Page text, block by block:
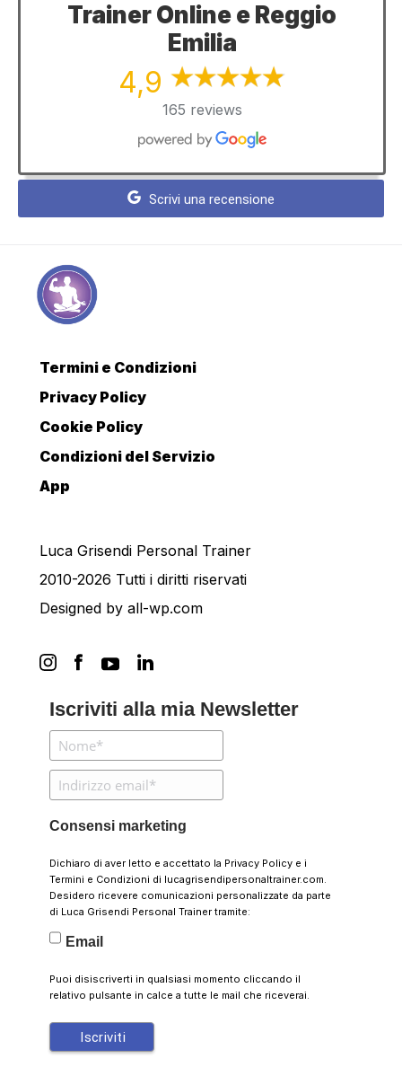
Trainer Online e Reggio
Emilia
4,9
165 reviews
Scrivi una recensione
Termini e Condizioni
Privacy Policy
Cookie Policy
Condizioni del Servizio
App
Luca Grisendi Personal Trainer
2010-2026 Tutti i diritti riservati
Designed by all-wp.com
Iscriviti alla mia Newsletter
Consensi marketing
Dichiaro di aver letto e accettato la Privacy Policye i
Termini e Condizioni di lucagrisendipersonaltrainer.com.
Desidero ricevere comunicazioni personalizzate da parte
di Luca Grisendi Personal Trainer tramite:
Email
Puoi disiscriverti in qualsiasi momento cliccando il
relativo pulsante in calce a tutte le mail che riceverai.